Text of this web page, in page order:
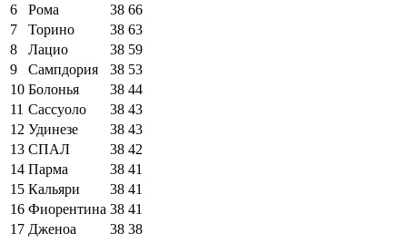
6
Рома 38 66
7
Торино 38 63
8
Лацио 38 59
9
Сампдория 38 53
10 Болонья 38 44
11 Сассуоло 38 43
12 Удинезе 38 43
13 СПАЛ 38 42
14 Парма 38 41
15 Кальяри 38 41
16 Фиорентина 38 41
17 Дженоа 38 38